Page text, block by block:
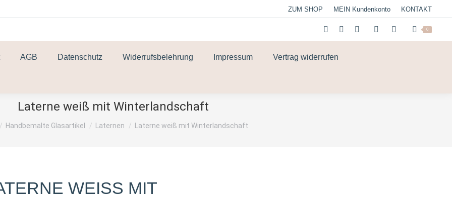
ZUM SHOP MEIN Kundenkonto KONTAKT
0
AGB Datenschutz Widerrufsbelehrung Impressum Vertrag widerrufen
Laterne weiß mit Winterlandschaft
sich hier:
Handbemalte Glasartikel Laternen Laterne weiß mit Winterlandschaft
WEISS MIT W